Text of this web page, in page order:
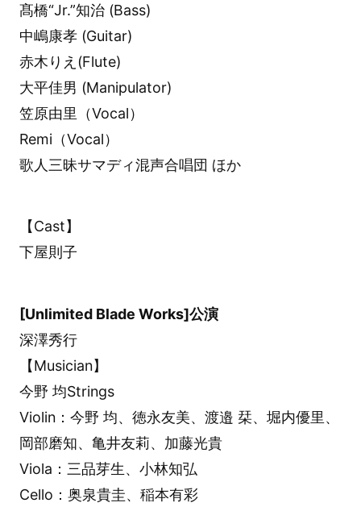
髙橋“Jr.”知治 (Bass)
中嶋康孝 (Guitar)
赤木りえ(Flute)
大平佳男 (Manipulator)
笠原由里（Vocal）
Remi（Vocal）
歌人三昧サマディ混声合唱団 ほか
【Cast】
下屋則子
[Unlimited Blade Works]公演
深澤秀行
【Musician】
今野 均Strings
Violin：今野 均、徳永友美、渡邉 栞、堀内優里、
岡部磨知、⻲井友莉、加藤光貴
Viola：三品芽生、小林知弘
Cello：奥泉貴圭、稲本有彩